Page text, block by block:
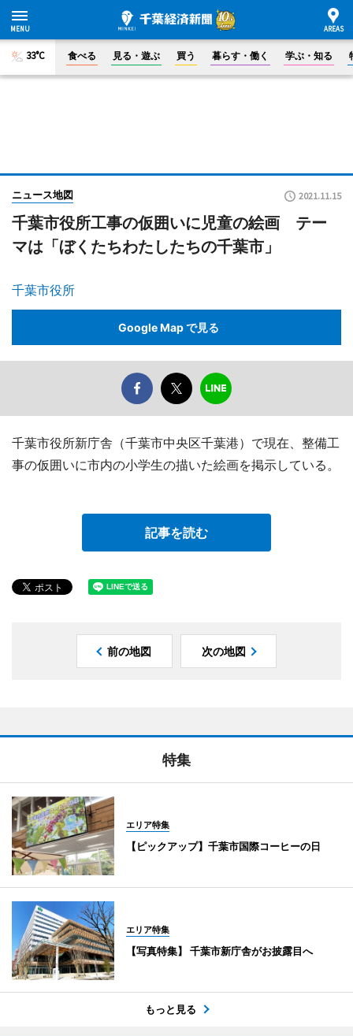
33°C 食べる 見る・遊ぶ 買う 暮らす・働く 学ぶ・知る
ニュース地図 2021.11.15
千葉市役所工事の仮囲いに児童の絵画 テー
マは「ぼくたちわたしたちの千葉市」
千葉市役所
Google Map で見る
千葉市役所新庁舎（千葉市中央区千葉港）で現在、整備工
事の仮囲いに市内の小学生の描いた絵画を掲示している。
記事を読む
前の地図 次の地図
特集
エリア特集
【ピックアップ】千葉市国際コーヒーの日
エリア特集
【写真特集】 千葉市新庁舎がお披露目へ
もっと見る